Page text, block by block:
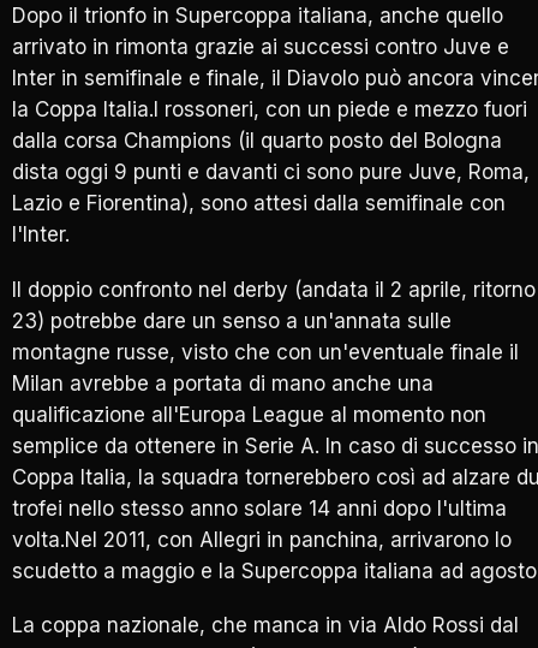
Dopo il trionfo in Supercoppa italiana, anche quello
arrivato in rimonta grazie ai successi contro Juve e
Inter in semifinale e finale, il Diavolo può ancora
la Coppa Italia.I rossoneri, con un piede e mezzo fuori
dalla corsa Champions (il quarto posto del Bologna
dista oggi 9 punti e davanti ci sono pure Juve, Roma,
Lazio e Fiorentina), sono attesi dalla semifinale con
l'Inter.
Il doppio confronto nel derby (andata il 2 aprile,
23) potrebbe dare un senso a un'annata sulle
montagne russe, visto che con un'eventuale finale il
Milan avrebbe a portata di mano anche una
qualificazione all'Europa League al momento non
semplice da ottenere in Serie A. In caso di successo in
Coppa Italia, la squadra tornerebbero così ad alzare
trofei nello stesso anno solare 14 anni dopo l'ultima
volta.Nel 2011, con Allegri in panchina, arrivarono lo
scudetto a maggio e la Supercoppa italiana ad
La coppa nazionale, che manca in via Aldo Rossi dal